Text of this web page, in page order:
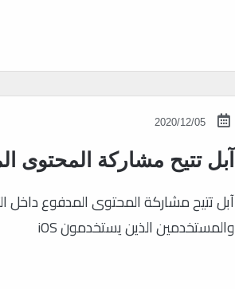
2020/12/05
آبل تتيح مشاركة المحتوى
آبل تتيح مشاركة المحتوى المدفوع داخل
والمستخدمين الذين يستخدمون iOS